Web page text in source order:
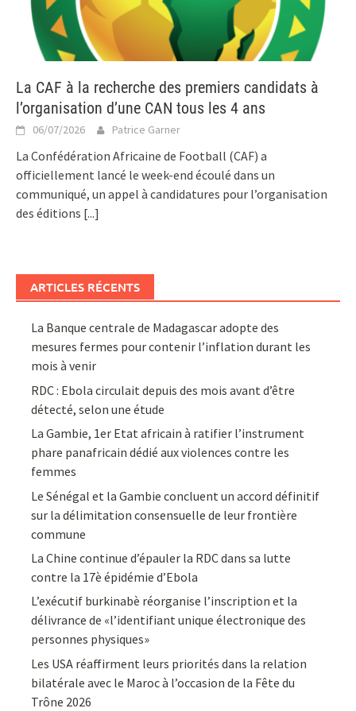
La CAF à la recherche des premiers candidats à
l’organisation d’une CAN tous les 4 ans
06/07/2026 Patrice Garner
La Confédération Africaine de Football (CAF) a
officiellement lancé le week-end écoulé dans un
communiqué, un appel à candidatures pour l’organisation
des éditions [...]
ARTICLES RÉCENTS
La Banque centrale de Madagascar adopte des
mesures fermes pour contenir l’inflation durant les
mois à venir
RDC : Ebola circulait depuis des mois avant d’être
détecté, selon une étude
La Gambie, 1er Etat africain à ratifier l’instrument
phare panafricain dédié aux violences contre les
femmes
Le Sénégal et la Gambie concluent un accord définitif
sur la délimitation consensuelle de leur frontière
commune
La Chine continue d’épauler la RDC dans sa lutte
contre la 17è épidémie d’Ebola
L’exécutif burkinabè réorganise l’inscription et la
délivrance de «l’identifiant unique électronique des
personnes physiques»
Les USA réaffirment leurs priorités dans la relation
bilatérale avec le Maroc à l’occasion de la Fête du
Trône 2026